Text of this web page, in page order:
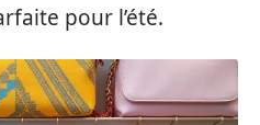
pour l’été.